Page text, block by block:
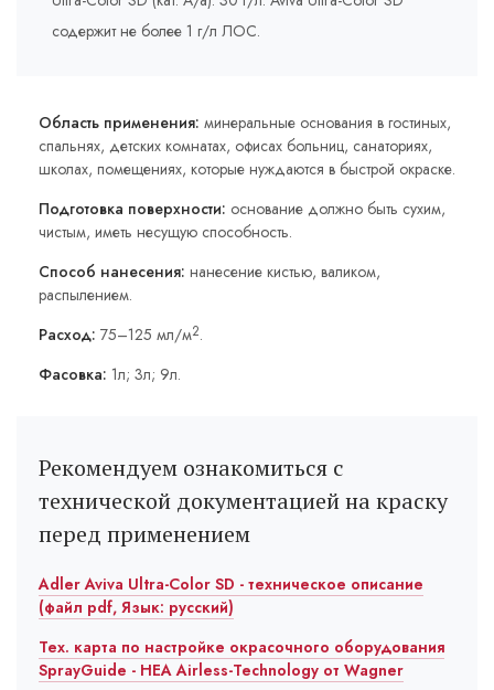
содержит не более 1 г/л ЛОС.
Область применения: минеральные основания в гостиных,
спальнях, детских комнатах, офисах больниц, санаториях,
школах, помещениях, которые нуждаются в быстрой окраске.
Подготовка поверхности: основание должно быть сухим,
чистым, иметь несущую способность.
Способ нанесения: нанесение кистью, валиком,
распылением.
Расход: 75–125 мл/м2.
Фасовка: 1л; 3л; 9л.
Рекомендуем ознакомиться с
технической документацией на краску
перед применением
Adler Aviva Ultra-Color SD - техническое описание
(файл pdf, Язык: русский)
Тех. карта по настройке окрасочного оборудования
SprayGuide - HEA Airless-Technology от Wagner